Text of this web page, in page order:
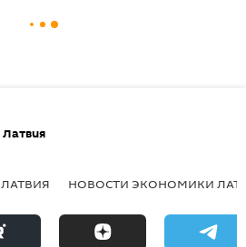
Латвия
ЛАТВИЯ НОВОСТИ ЭКОНОМИКИ